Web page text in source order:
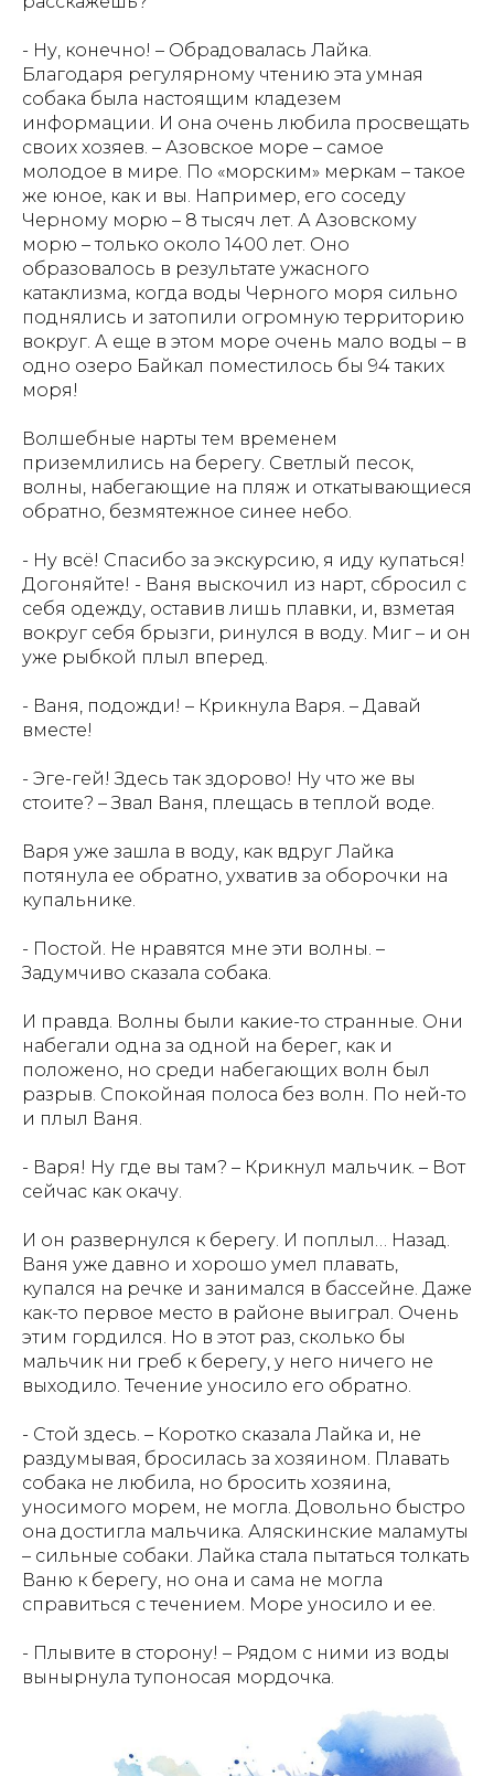
- Ну, конечно! – Обрадовалась Лайка.
Благодаря регулярному чтению эта умная
собака была настоящим кладезем
информации. И она очень любила просвещать
своих хозяев. – Азовское море – самое
молодое в мире. По «морским» меркам – такое
же юное, как и вы. Например, его соседу
Черному морю – 8 тысяч лет. А Азовскому
морю – только около 1400 лет. Оно
образовалось в результате ужасного
катаклизма, когда воды Черного моря сильно
поднялись и затопили огромную территорию
вокруг. А еще в этом море очень мало воды – в
одно озеро Байкал поместилось бы 94 таких
моря!
Волшебные нарты тем временем
приземлились на берегу. Светлый песок,
волны, набегающие на пляж и откатывающиеся
обратно, безмятежное синее небо.
- Ну всё! Спасибо за экскурсию, я иду купаться!
Догоняйте! - Ваня выскочил из нарт, сбросил с
себя одежду, оставив лишь плавки, и, взметая
вокруг себя брызги, ринулся в воду. Миг – и он
уже рыбкой плыл вперед.
- Ваня, подожди! – Крикнула Варя. – Давай
вместе!
- Эге-гей! Здесь так здорово! Ну что же вы
стоите? – Звал Ваня, плещась в теплой воде.
Варя уже зашла в воду, как вдруг Лайка
потянула ее обратно, ухватив за оборочки на
купальнике.
- Постой. Не нравятся мне эти волны. –
Задумчиво сказала собака.
И правда. Волны были какие-то странные. Они
набегали одна за одной на берег, как и
положено, но среди набегающих волн был
разрыв. Спокойная полоса без волн. По ней-то
и плыл Ваня.
- Варя! Ну где вы там? – Крикнул мальчик. – Вот
сейчас как окачу.
И он развернулся к берегу. И поплыл… Назад.
Ваня уже давно и хорошо умел плавать,
купался на речке и занимался в бассейне. Даже
как-то первое место в районе выиграл. Очень
этим гордился. Но в этот раз, сколько бы
мальчик ни греб к берегу, у него ничего не
выходило. Течение уносило его обратно.
- Стой здесь. – Коротко сказала Лайка и, не
раздумывая, бросилась за хозяином. Плавать
собака не любила, но бросить хозяина,
уносимого морем, не могла. Довольно быстро
она достигла мальчика. Аляскинские маламуты
– сильные собаки. Лайка стала пытаться толкать
Ваню к берегу, но она и сама не могла
справиться с течением. Море уносило и ее.
- Плывите в сторону! – Рядом с ними из воды
вынырнула тупоносая мордочка.